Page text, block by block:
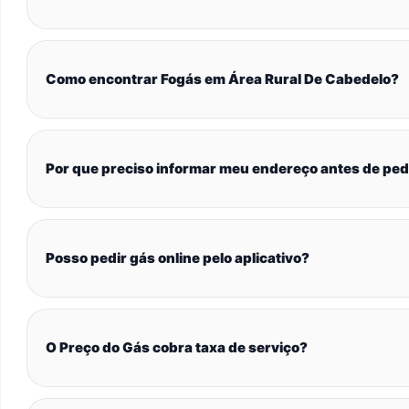
Como encontrar Fogás em Área Rural De Cabedelo?
Por que preciso informar meu endereço antes de
Posso pedir gás online pelo aplicativo?
O Preço do Gás cobra taxa de serviço?